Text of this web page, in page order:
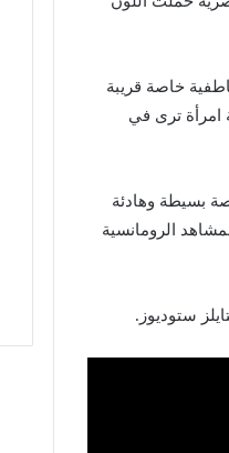
خاصة قريبة
امرأة ترى في
بسيطة وهادئة
الرومانسية
ستوديوز.